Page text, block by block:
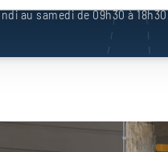
au samedi de 09h30 à 18h30